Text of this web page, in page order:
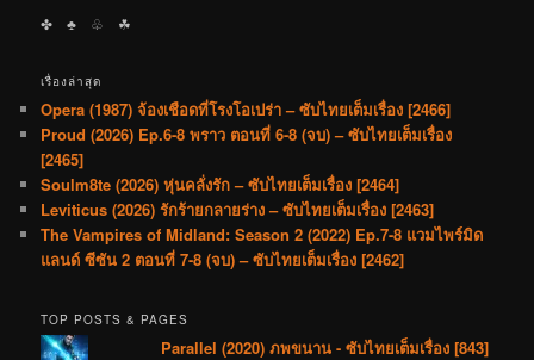
✤ ♣︎ ♧ ☘︎
เรื่องล่าสุด
Opera (1987) จ้องเชือดที่โรงโอเปร่า – ซับไทยเต็มเรื่อง [2466]
Proud (2026) Ep.6-8 พราว ตอนที่ 6-8 (จบ) – ซับไทยเต็มเรื่อง
[2465]
Soulm8te (2026) หุ่นคลั่งรัก – ซับไทยเต็มเรื่อง [2464]
Leviticus (2026) รักร้ายกลายร่าง – ซับไทยเต็มเรื่อง [2463]
The Vampires of Midland: Season 2 (2022) Ep.7-8 แวมไพร์มิด
แลนด์ ซีซัน 2 ตอนที่ 7-8 (จบ) – ซับไทยเต็มเรื่อง [2462]
TOP POSTS & PAGES
Parallel (2020) ภพขนาน - ซับไทยเต็มเรื่อง [843]